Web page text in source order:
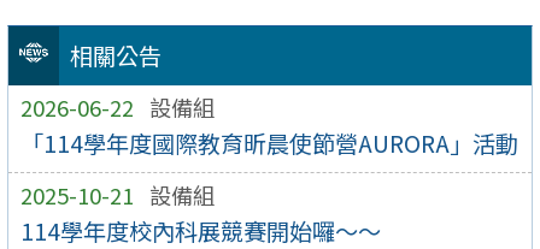
相關公告
2026-06-22 設備組
「114學年度國際教育昕晨使節營AURORA」活動
2025-10-21 設備組
114學年度校內科展競賽開始囉～～